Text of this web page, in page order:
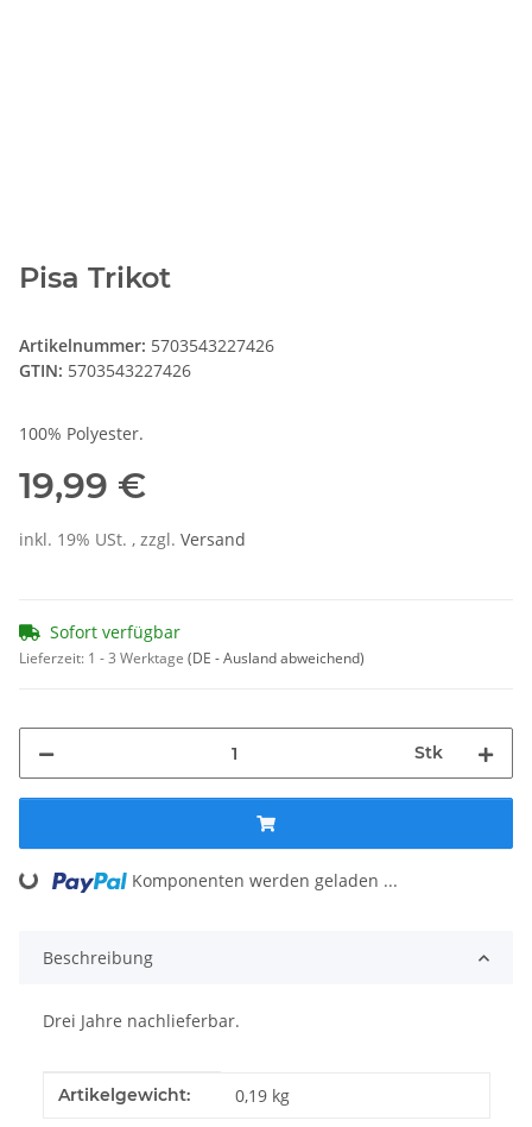
Pisa Trikot
Artikelnummer: 5703543227426
GTIN: 5703543227426
100% Polyester.
19,99 €
inkl. 19% USt. , zzgl. Versand
Sofort verfügbar
Lieferzeit: 1 - 3 Werktage (DE - Ausland abweichend)
Stk
Loading... Komponenten werden geladen ...
Beschreibung
Drei Jahre nachlieferbar.
Produkteigenschaft
Wert
Artikelgewicht: 0,19 kg